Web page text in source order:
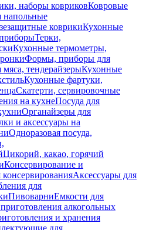
наборы ковриковКовровые
напольные
коврикиКухонные
Терки,
Кухонные термометры,
Формы, приборы для
тендерайзерыКухонные
Кухонные фартуки,
Скатерти, сервировочные
на кухнеПосуда для
Органайзеры для
и аксессуары на
Одноразовая посуда,
Цикорий, какао, горячий
Консервирование и
Аксессуары для
для
ПивоварниЕмкости для
алкогольных
и хранения
для